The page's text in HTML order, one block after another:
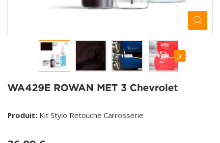
WA429E ROWAN MET 3 Chevrolet
Produit: Kit Stylo Retouche Carrosserie